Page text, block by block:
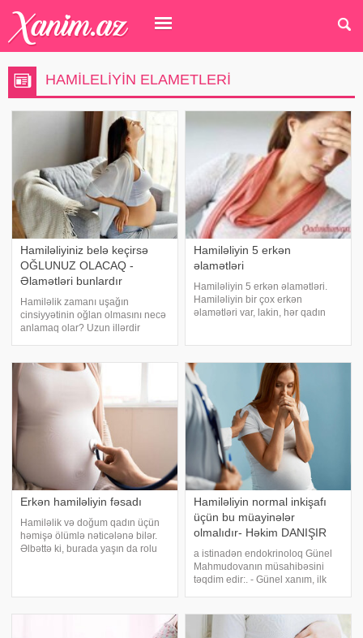
HAMILELIYIN ELAMETLERI
Hamiləliyiniz belə keçirsə
OĞLUNUZ OLACAQ -
Əlamətləri bunlardır
Hamiləlik zamanı uşağın
cinsiyyətinin oğlan olmasını necə
anlamaq olar? Uzun illərdir
və aşağıya doğru olur. Ananın
ürəyi daha çox şirniyyat istəyir.
Hamiləliyin 5 erkən
əlamətləri
Hamiləliyin 5 erkən əlamətləri.
Hamiləliyin bir çox erkən
əlamətləri var, lakin, hər qadın
əlamətləri ola bilər, lakin,
buraxılmış menstruasiyada
Erkən hamiləliyin fəsadı
Hamiləlik və doğum qadın üçün
həmişə ölümlə nəticələnə bilər.
Əlbəttə ki, burada yaşın da rolu
açıqlamasında 15-1
Hamiləliyin normal inkişafı
üçün bu müayinələr
olmalıdır- Həkim DANIŞIR
a istinadən endokrinoloq Günel
Mahmudovanın müsahibəsini
təqdim edir:. - Günel xanım, ilk
Hormonal sağlamlıq dedikdə,
qanda hormonların miqdarının